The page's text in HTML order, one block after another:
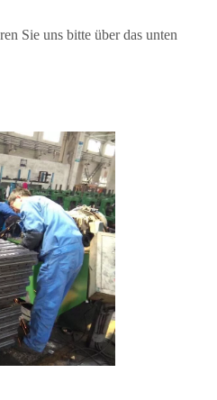
Sie uns bitte über das unten